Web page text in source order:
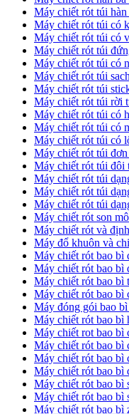
Máy chiết rót túi
Máy chiết rót túi có
Máy chiết rót túi có
Máy chiết rót túi
Máy chiết rót túi có
Máy chiết rót túi
Máy chiết rót túi
Máy chiết rót túi rời
Máy chiết rót túi có
Máy chiết rót túi có
Máy chiết rót túi có
Máy chiết rót túi
Máy chiết rót túi đôi
Máy chiết rót túi
Máy chiết rót túi
Máy chiết rót túi
Máy chiết rót son
Máy chiết rót và
Máy đổ khuôn và
Máy chiết rót bao bì
Máy chiết rót bao bì
Máy chiết rót bao bì
Máy chiết rót bao bì
Máy đóng gói bao
Máy chiết rót bao bì
Máy chiết rot bao bì
Máy chiết rót bao bì
Máy chiết rót bao bì
Máy chiết rót bao bì
Máy chiết rót bao bì
Máy chiết rót bao bì
Máy chiết rót bao bì